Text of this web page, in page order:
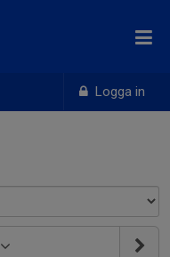
Logga in